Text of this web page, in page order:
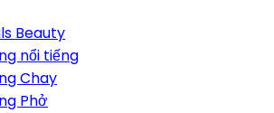
Beauty
nổi tiếng
Chay
Phở